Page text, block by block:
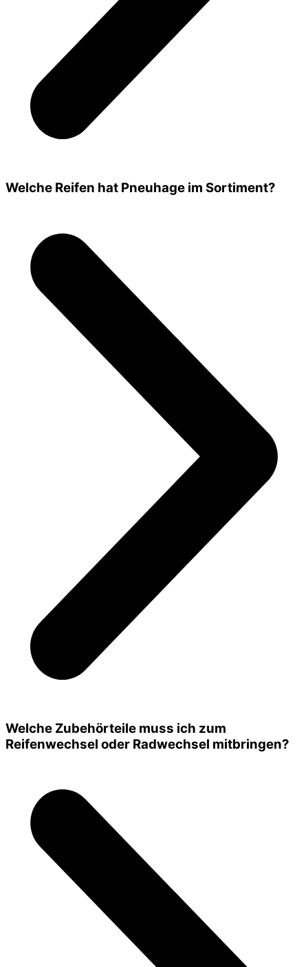
Welche Reifen hat Pneuhage im Sortiment?
Welche Zubehörteile muss ich zum
Reifenwechsel oder Radwechsel mitbringen?